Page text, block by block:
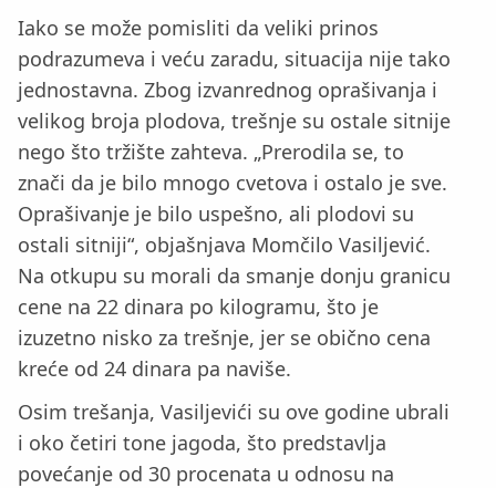
Iako se može pomisliti da veliki prinos
podrazumeva i veću zaradu, situacija nije tako
jednostavna. Zbog izvanrednog oprašivanja i
velikog broja plodova, trešnje su ostale sitnije
nego što tržište zahteva. „Prerodila se, to
znači da je bilo mnogo cvetova i ostalo je sve.
Oprašivanje je bilo uspešno, ali plodovi su
ostali sitniji“, objašnjava Momčilo Vasiljević.
Na otkupu su morali da smanje donju granicu
cene na 22 dinara po kilogramu, što je
izuzetno nisko za trešnje, jer se obično cena
kreće od 24 dinara pa naviše.
Osim trešanja, Vasiljevići su ove godine ubrali
i oko četiri tone jagoda, što predstavlja
povećanje od 30 procenata u odnosu na